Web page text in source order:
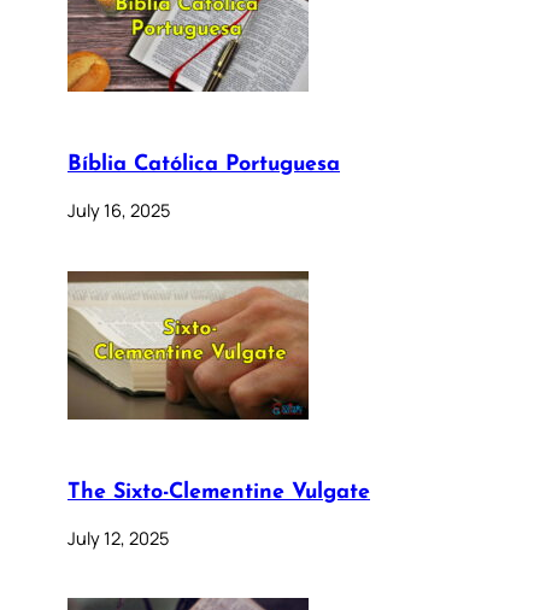
Bíblia Católica Portuguesa
July 16, 2025
The Sixto-Clementine Vulgate
July 12, 2025